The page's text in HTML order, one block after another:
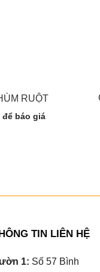
RUỘT
để báo giá
TIN LIÊN HỆ
1: Số 57 Bình